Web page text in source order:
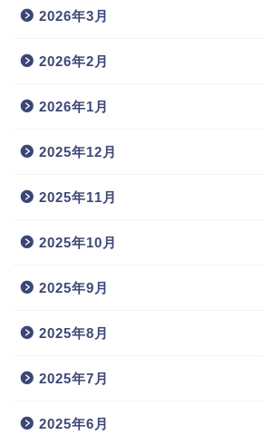
2026年3月
2026年2月
2026年1月
2025年12月
2025年11月
2025年10月
2025年9月
2025年8月
2025年7月
2025年6月